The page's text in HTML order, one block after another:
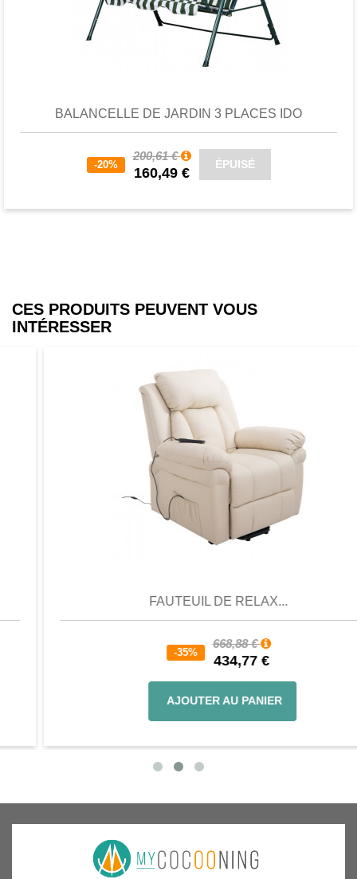
BALANCELLE DE JARDIN 3 PLACES IDO
-20%
200,61 €
160,49 €
ÉPUISÉ
CES PRODUITS PEUVENT VOUS
INTÉRESSER
FAUTEUIL DE RELAX...
668,88 €
434,77 €
AJOUTER AU PANIER